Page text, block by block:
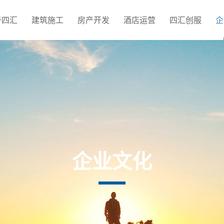
汇 建筑施工 房产开发 酒店运营 四汇创服
企业文化